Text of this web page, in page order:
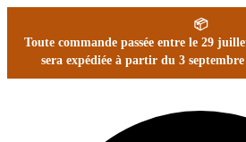
📦
Toute commande passée entre le 29
sera expédiée à partir du 3